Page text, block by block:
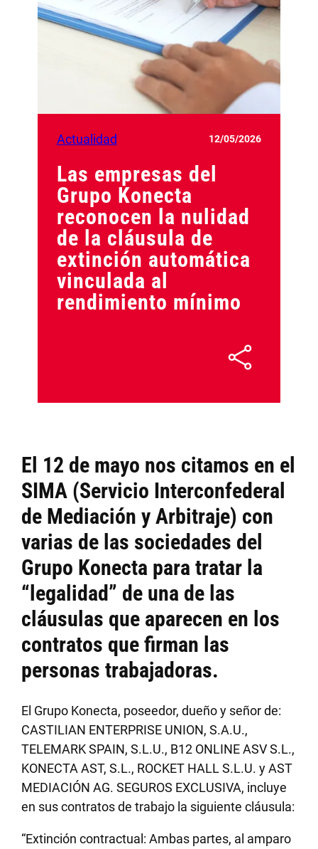
Actualidad 12/05/2026
Las empresas del
Grupo Konecta
reconocen la nulidad
de la cláusula de
extinción automática
vinculada al
rendimiento mínimo
El 12 de mayo nos citamos en el
SIMA (Servicio Interconfederal
de Mediación y Arbitraje) con
varias de las sociedades del
Grupo Konecta para tratar la
“legalidad” de una de las
cláusulas que aparecen en los
contratos que firman las
personas trabajadoras.
El Grupo Konecta, poseedor, dueño y señor de:
CASTILIAN ENTERPRISE UNION, S.A.U.,
TELEMARK SPAIN, S.L.U., B12 ONLINE ASV S.L.,
KONECTA AST, S.L., ROCKET HALL S.L.U. y AST
MEDIACIÓN AG. SEGUROS EXCLUSIVA, incluye
en sus contratos de trabajo la siguiente cláusula:
“Extinción contractual: Ambas partes, al amparo